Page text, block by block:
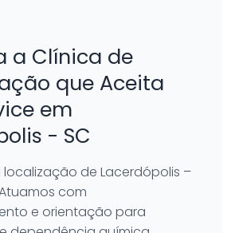
a Clínica de
que Aceita
em
- SC
de Lacerdópolis –
com
e orientação para